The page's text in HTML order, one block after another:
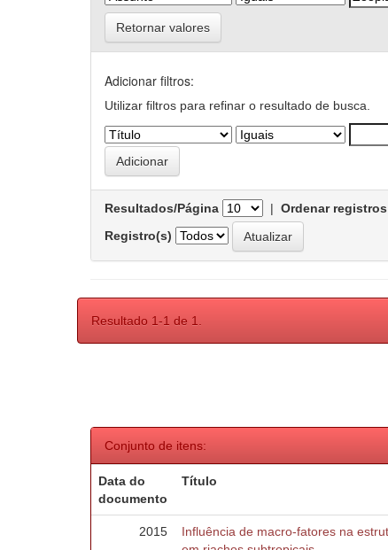
Retornar valores
Adicionar filtros:
Utilizar filtros para refinar o resultado de busca.
Resultados/Página | Ordenar
Registro(s)
Resultado 1-1 de 1.
Conjunto de itens:
Data do
documento
Título
2015
Influência de macro-fatores na